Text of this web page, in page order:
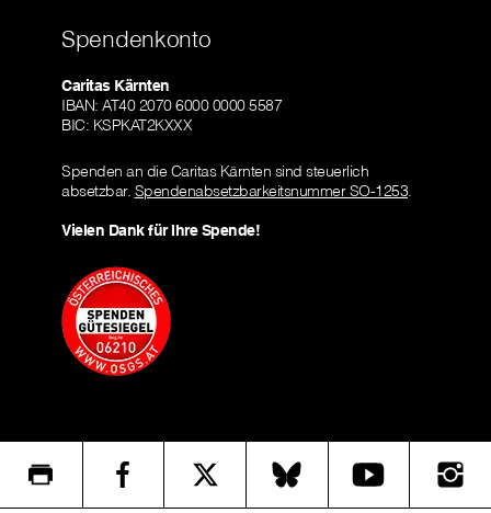
Spendenkonto
Caritas Kärnten
IBAN: AT40 2070 6000 0000 5587
BIC: KSPKAT2KXXX
Spenden an die Caritas Kärnten sind steuerlich
absetzbar. Spendenabsetzbarkeitsnummer SO-1253.
Vielen Dank für Ihre Spende!